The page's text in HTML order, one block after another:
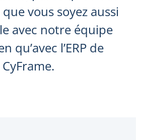
vous soyez aussi
avec notre équipe
qu’avec l’ERP de
CyFrame.